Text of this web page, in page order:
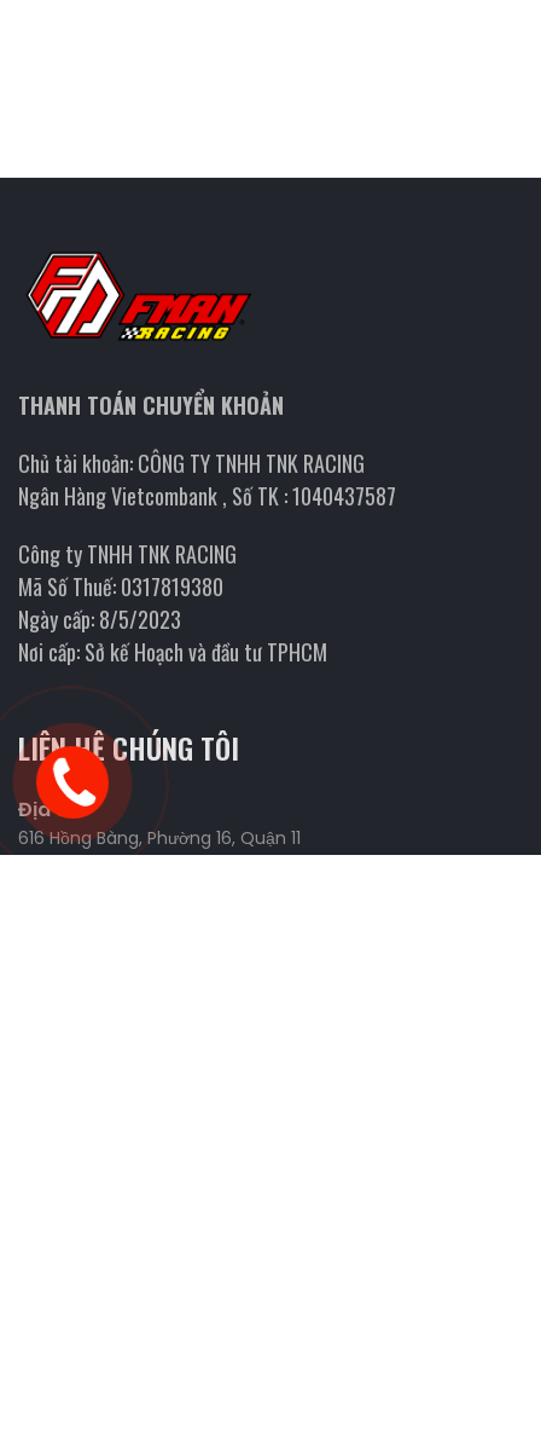
THANH TOÁN CHUYỂN KHOẢN
Chủ tài khoản: CÔNG TY TNHH TNK RACING
Ngân Hàng Vietcombank , Số TK : 1040437587
Công ty TNHH TNK RACING
Mã Số Thuế: 0317819380
Ngày cấp: 8/5/2023
Nơi cấp: Sở kế Hoạch và đầu tư TPHCM
LIÊN HỆ CHÚNG TÔI
Địa chỉ
616 Hồng Bàng, Phường 16, Quận 11